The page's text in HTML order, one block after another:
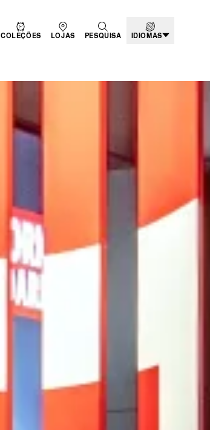
COLEÇÕES LOJAS PESQUISA IDIOMAS